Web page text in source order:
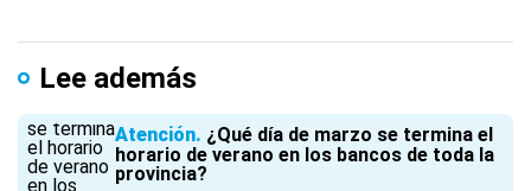
Lee además
Atención ¿Qué día de marzo se termina el
horario de verano en los bancos de toda la
provincia?